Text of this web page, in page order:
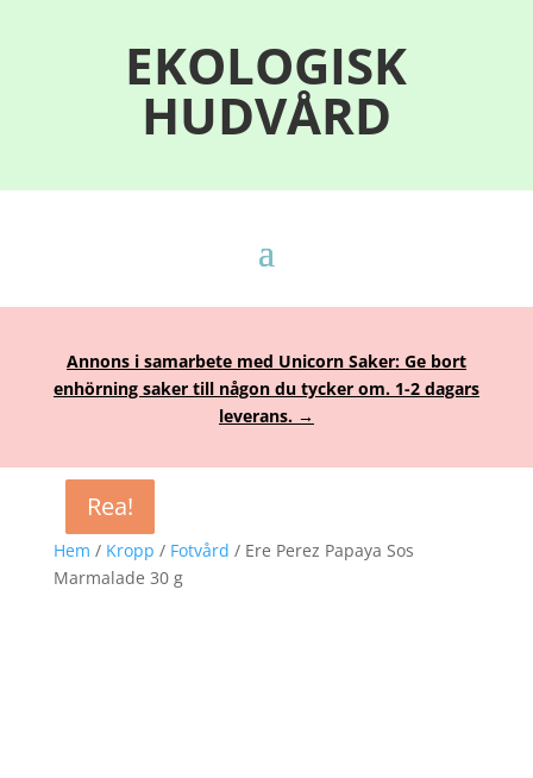
EKOLOGISK
HUDVÅRD
Annons i samarbete med Unicorn Saker: Ge bort
enhörning saker till någon du tycker om. 1-2 dagars
leverans. →
Hem / Kropp / Fotvård / Ere Perez Papaya Sos
Marmalade 30 g
Rea!
Rea!
Rea!
Rea!